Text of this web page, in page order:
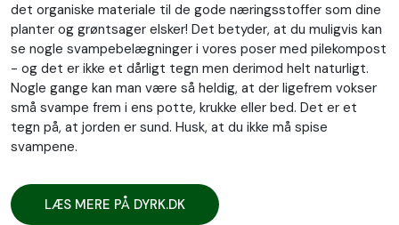
det organiske materiale til de gode næringsstoffer som dine
planter og grøntsager elsker! Det betyder, at du muligvis kan
se nogle svampebelægninger i vores poser med pilekompost
- og det er ikke et dårligt tegn men derimod helt naturligt.
Nogle gange kan man være så heldig, at der ligefrem vokser
små svampe frem i ens potte, krukke eller bed. Det er et
tegn på, at jorden er sund. Husk, at du ikke må spise
svampene.
LÆS MERE PÅ DYRK.DK